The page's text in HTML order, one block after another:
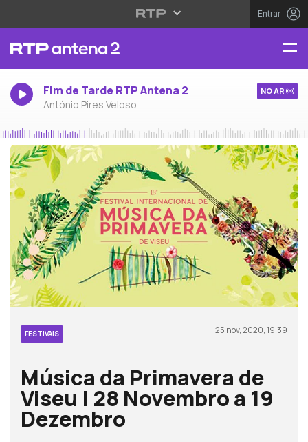
Entrar
Fim de Tarde RTP Antena 2
António Pires Veloso
NO AR
FESTIVAIS 25 nov, 2020, 19:39
Música da Primavera de
Viseu | 28 Novembro a 19
Dezembro